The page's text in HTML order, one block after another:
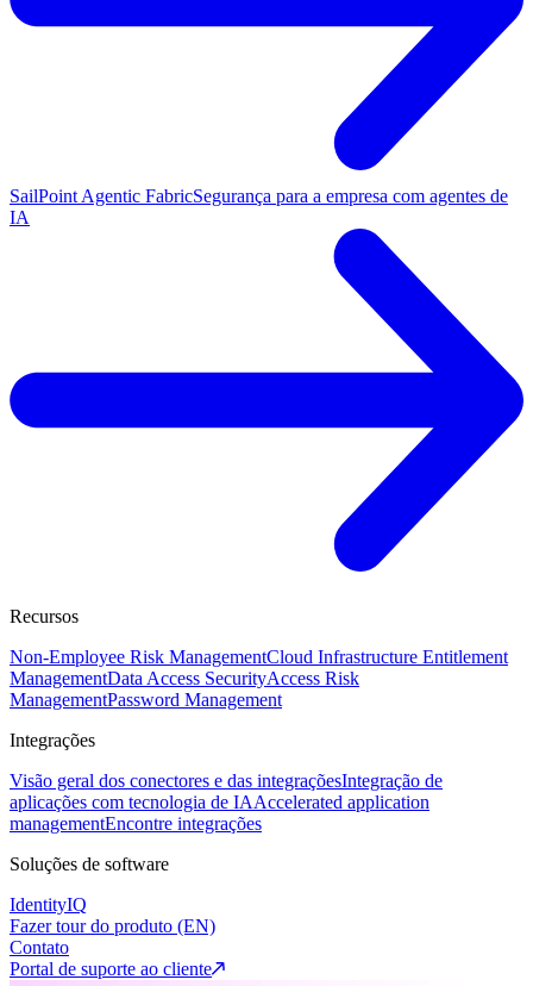
SailPoint Agentic FabricSegurança para a empresa com agentes de
IA
Recursos
Non-Employee Risk ManagementCloud Infrastructure Entitlement
ManagementData Access SecurityAccess Risk
ManagementPassword Management
Integrações
Visão geral dos conectores e das integraçõesIntegração de
aplicações com tecnologia de IAAccelerated application
managementEncontre integrações
Soluções de software
IdentityIQ
Fazer tour do produto (EN)
Contato
Portal de suporte ao cliente